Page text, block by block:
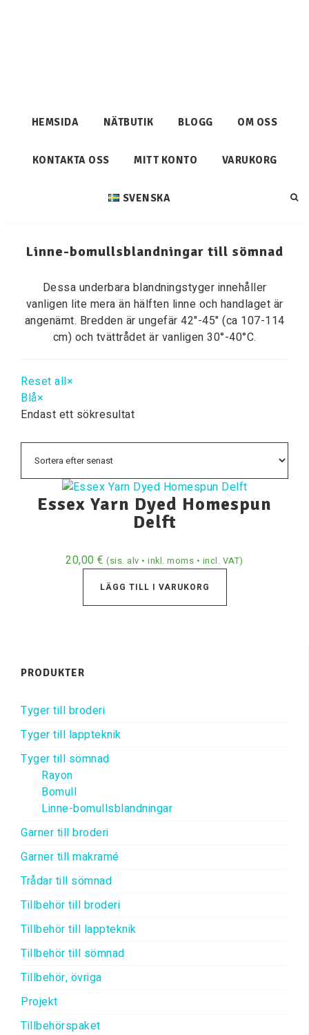
HEMSIDA NÄTBUTIK BLOGG OM OSS
KONTAKTA OSS MITT KONTO VARUKORG
SVENSKA
Linne-bomullsblandningar till sömnad
Dessa underbara blandningstyger innehåller
vanligen lite mera än hälften linne och handlaget är
angenämt. Bredden är ungefär 42"-45" (ca 107-114
cm) och tvättrådet är vanligen 30°-40°C.
Reset all×
Blå×
Endast ett sökresultat
Essex Yarn Dyed Homespun
Delft
20,00€ (sis. alv • inkl. moms • incl. VAT)
LÄGG TILL I VARUKORG
PRODUKTER
Tyger till broderi
Tyger till lappteknik
Tyger till sömnad
Rayon
Bomull
Linne-bomullsblandningar
Garner till broderi
Garner till makramé
Trådar till sömnad
Tillbehör till broderi
Tillbehör till lappteknik
Tillbehör till sömnad
Tillbehör, övriga
Projekt
Tillbehörspaket